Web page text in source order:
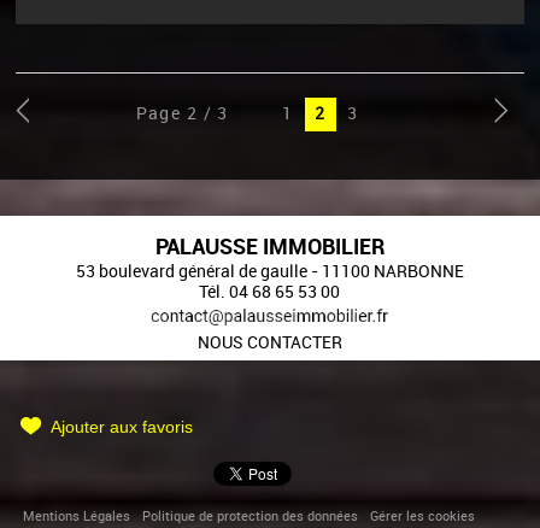
Page 2 / 3 1 2 3
PALAUSSE IMMOBILIER
53 boulevard général de gaulle - 11100 NARBONNE
Tél.04 68 65 53 00
NOUS CONTACTER
Ajouter aux favoris
Mentions Légales Politique de protection des données
Gérer les cookies